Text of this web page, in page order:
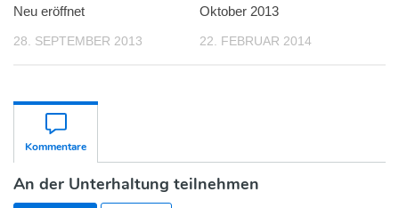
Neu eröffnet
28. SEPTEMBER 2013
Oktober 2013
22. FEBRUAR 2014